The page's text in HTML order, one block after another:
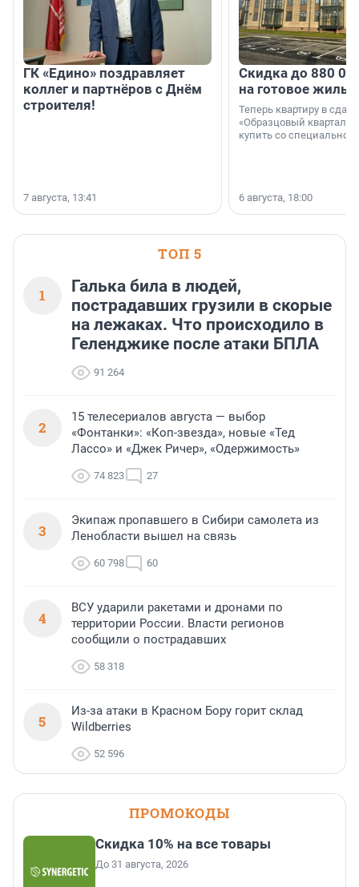
ГК «Едино» поздравляет
коллег и партнёров с Днём
строителя!
7 августа, 13:41
Скидка до 880
на готовое
Теперь квартиру в
«Образцовый квартал
купить со специальной
6 августа, 18:00
ТОП 5
1
Галька била в людей,
пострадавших грузили в скорые
на лежаках. Что происходило в
Геленджике после атаки БПЛА
91 264
2
15 телесериалов августа — выбор
«Фонтанки»: «Коп-звезда», новые «Тед
Лассо» и «Джек Ричер», «Одержимость»
74 823 27
3
Экипаж пропавшего в Сибири самолета из
Ленобласти вышел на связь
60 798 60
4
ВСУ ударили ракетами и дронами по
территории России. Власти регионов
сообщили о пострадавших
58 318
5
Из-за атаки в Красном Бору горит склад
Wildberries
52 596
ПРОМОКОДЫ
Скидка 10% на все товары
До 31 августа, 2026